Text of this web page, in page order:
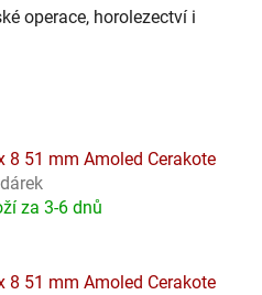
operace, horolezectví i
8 51 mm Amoled Cerakote
za 3-6 dnů
8 51 mm Amoled Cerakote